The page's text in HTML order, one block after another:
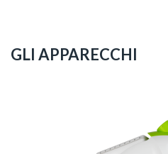
GLI APPARECCHI